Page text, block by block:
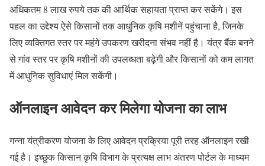
अधिकतम 8 लाख रुपये तक की आर्थिक सहायता प्राप्त कर सकेंगे। इस
पहल का उद्देश्य ऐसे किसानों तक आधुनिक कृषि मशीनें पहुंचाना है, जिनके
लिए व्यक्तिगत स्तर पर महंगे उपकरण खरीदना संभव नहीं है। यंत्र बैंक बनने
से गांव स्तर पर कृषि मशीनों की उपलब्धता बढ़ेगी और किसानों को कम लागत
में आधुनिक सुविधाएं मिल सकेंगी।
ऑनलाइन आवेदन कर मिलेगा योजना का लाभ
गन्ना यंत्रीकरण योजना के लिए आवेदन प्रक्रिया पूरी तरह ऑनलाइन रखी
गई है। इच्छुक किसान कृषि विभाग के प्रत्यक्ष लाभ अंतरण पोर्टल के माध्यम